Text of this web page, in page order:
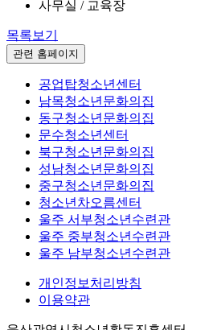
사무실 / 교육장
목록보기
관련 홈페이지
공업탑청소년센터
남목청소년문화의집
동구청소년문화의집
문수청소년센터
북구청소년문화의집
성남청소년문화의집
중구청소년문화의집
청소년차오름센터
울주 서부청소년수련관
울주 중부청소년수련관
울주 남부청소년수련관
개인정보처리방침
이용약관